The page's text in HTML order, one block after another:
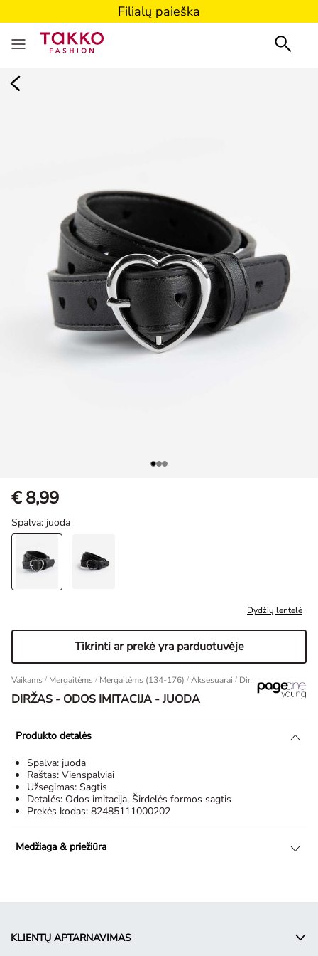
Filialų paieška
€ 8,99
Spalva: juoda
Dydžių lentelė
Tikrinti ar prekė yra parduotuvėje
Vaikams / Mergaitėms / Mergaitėms (134-176) / Aksesuarai Diržas - Odos
DIRŽAS - ODOS IMITACIJA - JUODA
Produkto detalės
Spalva: juoda
Raštas: Vienspalviai
Užsegimas: Sagtis
Detalés: Odos imitacija, Širdelės formos sagtis
Prekės kodas: 82485111000202
Medžiaga & priežiūra
KLIENTŲ APTARNAVIMAS